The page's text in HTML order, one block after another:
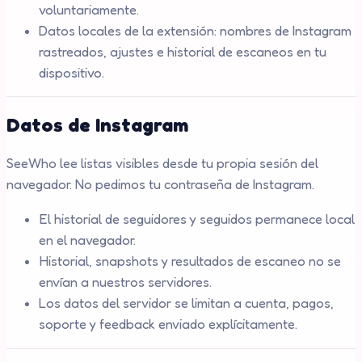
voluntariamente.
Datos locales de la extensión: nombres de Instagram
rastreados, ajustes e historial de escaneos en tu
dispositivo.
Datos de Instagram
SeeWho lee listas visibles desde tu propia sesión del
navegador. No pedimos tu contraseña de Instagram.
El historial de seguidores y seguidos permanece local
en el navegador.
Historial, snapshots y resultados de escaneo no se
envían a nuestros servidores.
Los datos del servidor se limitan a cuenta, pagos,
soporte y feedback enviado explícitamente.